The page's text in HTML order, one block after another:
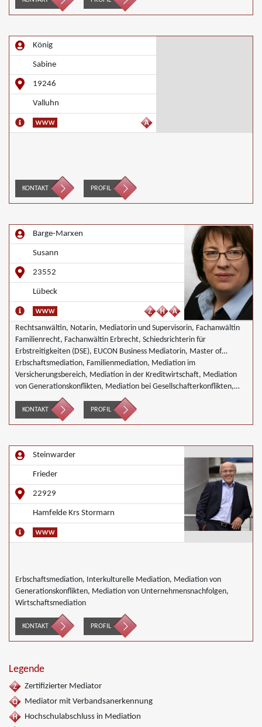
König
Sabine
19246
Valluhn
KONTAKT PROFIL
Barge-Marxen
Susann
23552
Lübeck
Rechtsanwältin, Notarin, Mediatorin und Supervisorin, Fachanwältin
Familienrecht, Fachanwältin Erbrecht, Schiedsrichterin für
Erbstreitigkeiten (DSE), EUCON Business Mediatorin, Master of
Mediation
Erbschaftsmediation, Familienmediation, Mediation im
Versicherungsbereich, Mediation in der Kreditwirtschaft, Mediation
von Generationskonflikten, Mediation bei Gesellschafterkonflikten,
Mediation im öffentlichen Bereich, Mediation von
Unternehmensnachfolgen, Umweltmediation, Wirtschaftsmediation
KONTAKT PROFIL
Steinwarder
Frieder
22929
Hamfelde Krs Stormarn
Erbschaftsmediation, Interkulturelle Mediation, Mediation von
Generationskonflikten, Mediation von Unternehmensnachfolgen,
Wirtschaftsmediation
KONTAKT PROFIL
Legende
Zertifizierter Mediator
Mediator mit Verbandsanerkennung
Hochschulabschluss in Mediation